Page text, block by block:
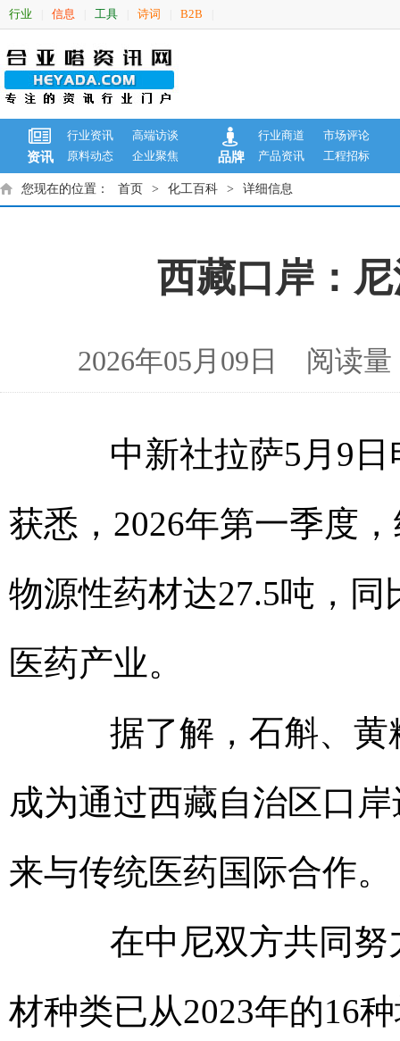
行业 信息 工具 诗词 B2B
资讯
行业资讯
高端访谈
原料动态
企业聚焦 品牌
行业商道
市场评论
产品资讯
工程招标
您现在的位置： 首页 > 化工百科 > 详细信息
西藏口岸：
2026年05月09日 阅读
中新社拉萨5月9日
获悉，2026年第一季度
物源性药材达27.5吨，同
医药产业。
据了解，石斛、黄
成为通过西藏自治区口
来与传统医药国际合作。
在中尼双方共同努
材种类已从2023年的16